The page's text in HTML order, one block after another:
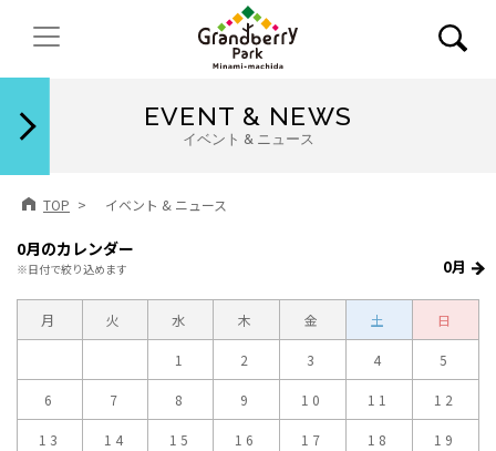
EVENT & NEWS
イベント & ニュース
TOP イベント & ニュース
0月のカレンダー
※日付で絞り込めます 0月
月 火 水 木 金 土 日
1 2 3 4 5
6 7 8 9 10 11 12
13 14 15 16 17 18 19
閉じる